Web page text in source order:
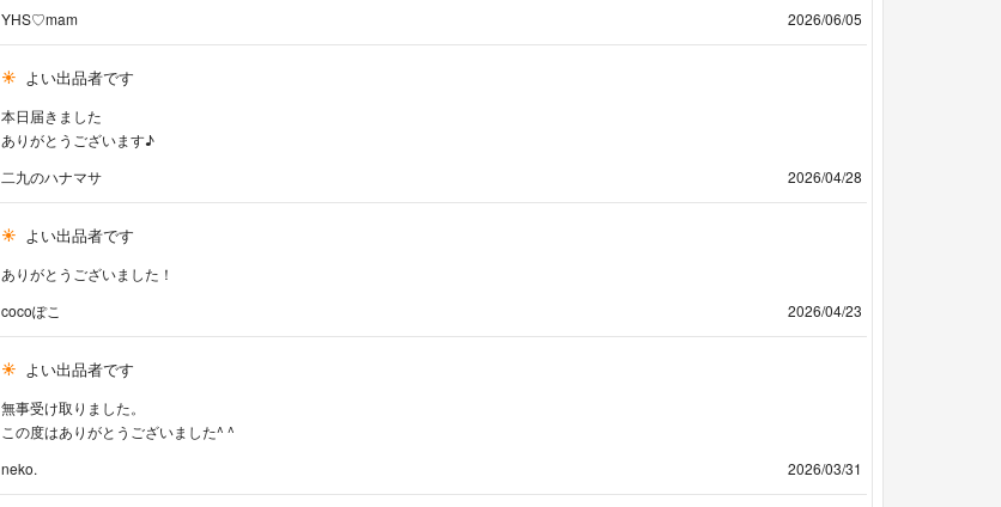
YHS♡mam
2026/06/05
よい出品者です
本日届きました
ありがとうございます♪
二九のハナマサ
2026/04/28
よい出品者です
ありがとうございました！
cocoぽこ
2026/04/23
よい出品者です
無事受け取りました。
この度はありがとうございました^ ^
neko.
2026/03/31